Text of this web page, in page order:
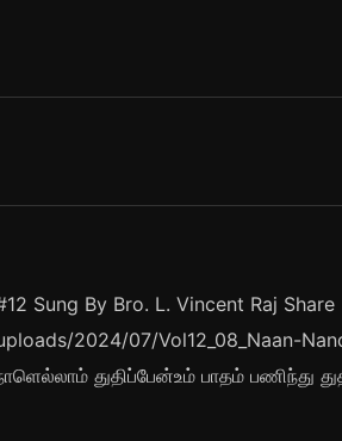
Sung By Bro. L. Vincent Raj Share
2024/07/Vol12_08_Naan-
துதிப்பேன்உம் பாதம் பணிந்து